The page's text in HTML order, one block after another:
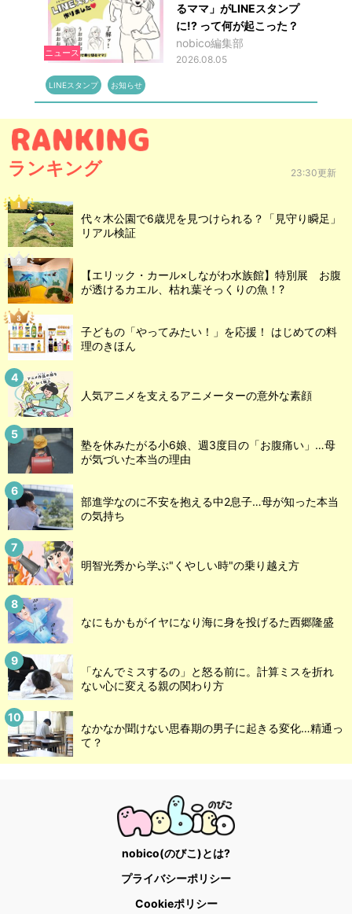
ニュース
るママ」がLINEスタンプ
に!? って何が起こった？
nobico編集部
2026.08.05
LINEスタンプ お知らせ
ランキング 23:30更新
代々木公園で6歳児を見つけられる？「見守り瞬足」
リアル検証
【エリック・カール×しながわ水族館】特別展 お腹
が透けるカエル、枯れ葉そっくりの魚！?
子どもの「やってみたい！」を応援！ はじめての料
理のきほん
人気アニメを支えるアニメーターの意外な素顔
塾を休みたがる小6娘、週3度目の「お腹痛い」…母
が気づいた本当の理由
部進学なのに不安を抱える中2息子…母が知った本当
の気持ち
明智光秀から学ぶ"くやしい時"の乗り越え方
なにもかもがイヤになり海に身を投げるた西郷隆盛
「なんでミスするの」と怒る前に。計算ミスを折れ
ない心に変える親の関わり方
なかなか聞けない思春期の男子に起きる変化…精通っ
て？
nobico(のびこ)とは?
プライバシーポリシー
Cookieポリシー